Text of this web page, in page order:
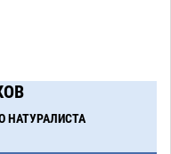
Загрузить еще
НАТУРАЛИСТА